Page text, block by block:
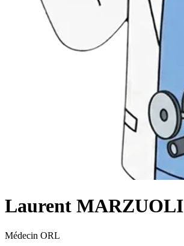
Laurent MARZUOLI
Médecin ORL